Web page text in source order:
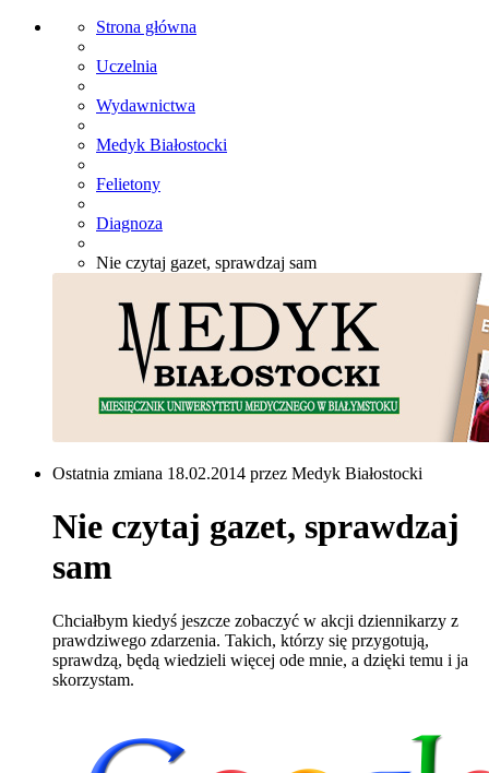
Strona główna
Uczelnia
Wydawnictwa
Medyk Białostocki
Felietony
Diagnoza
Nie czytaj gazet, sprawdzaj sam
Ostatnia zmiana 18.02.2014 przez Medyk Białostocki
Nie czytaj gazet, sprawdzaj
sam
Chciałbym kiedyś jeszcze zobaczyć w akcji dziennikarzy z
prawdziwego zdarzenia. Takich, którzy się przygotują,
sprawdzą, będą wiedzieli więcej ode mnie, a dzięki temu i ja
skorzystam.